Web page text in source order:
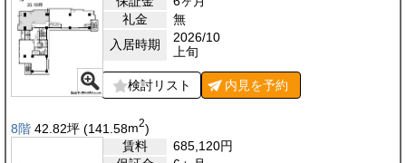
礼金
無
入居時期
2026/10
上旬
検討リスト 内見を予約
8階 42.82坪 (141.58m2)
賃料
685,120円